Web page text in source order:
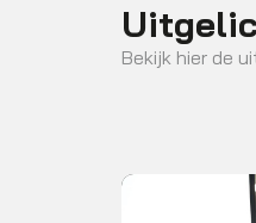
Bekijk hier de